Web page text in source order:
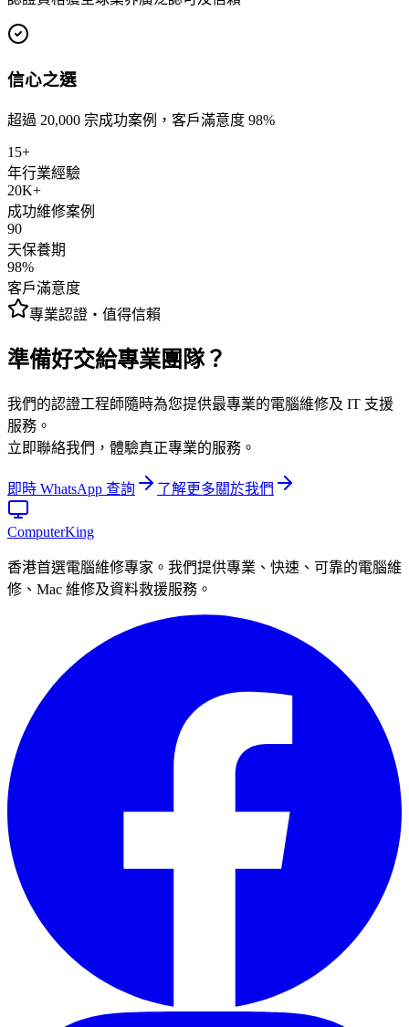
信心之選
超過 20,000 宗成功案例，客戶滿意度 98%
15+
年行業經驗
20K+
成功維修案例
90
天保養期
98%
客戶滿意度
專業認證・值得信賴
準備好交給專業團隊？
我們的認證工程師隨時為您提供最專業的電腦維修及 IT 支援
服務。
立即聯絡我們，體驗真正專業的服務。
即時 WhatsApp 查詢 了解更多關於我們
ComputerKing
香港首選電腦維修專家。我們提供專業、快速、可靠的電腦維
修、Mac 維修及資料救援服務。